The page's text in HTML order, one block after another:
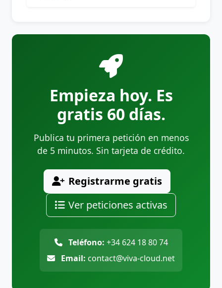
Empieza hoy. Es
gratis 60 días.
Publica tu primera petición en menos
de 5 minutos. Sin tarjeta de crédito.
Registrarme gratis
Ver peticiones activas
Teléfono: +34 624 18 80 74
Email: contact@viva-cloud.net